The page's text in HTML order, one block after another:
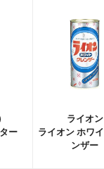
ー
ライオン
ライオン ホワ
ンザー